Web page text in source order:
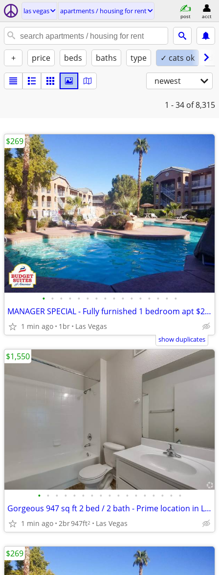
las vegas apartments / housing for rent
post acct
+ price beds baths type ✓ cats ok
newest
1 - 34 of 8,315
• • • • • • • • • • • • • • • •
MANAGER SPECIAL - Fully furnished 1 bedroom apt $269 weekly
1 min ago 1br Las Vegas
$269
show duplicates
• • • • • • • • • • • • • • • • •
Gorgeous 947 sq ft 2 bed / 2 bath - Prime location in Las Vegas
1 min ago 2br947ft2 Las Vegas
$1,550
$269